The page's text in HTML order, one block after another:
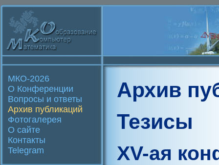
МКО-2026
О Конференции
Вопросы и ответы
Архив публикаций
Фотогалерея
О сайте
Контакты
Telegram
Архив
Тезисы
XV-ая